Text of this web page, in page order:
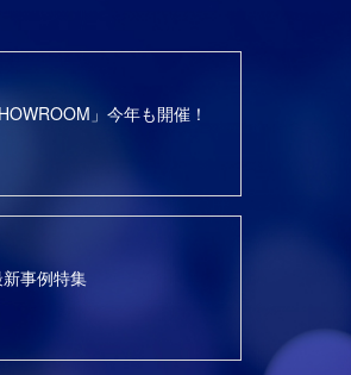
」今年も開催！
事例特集